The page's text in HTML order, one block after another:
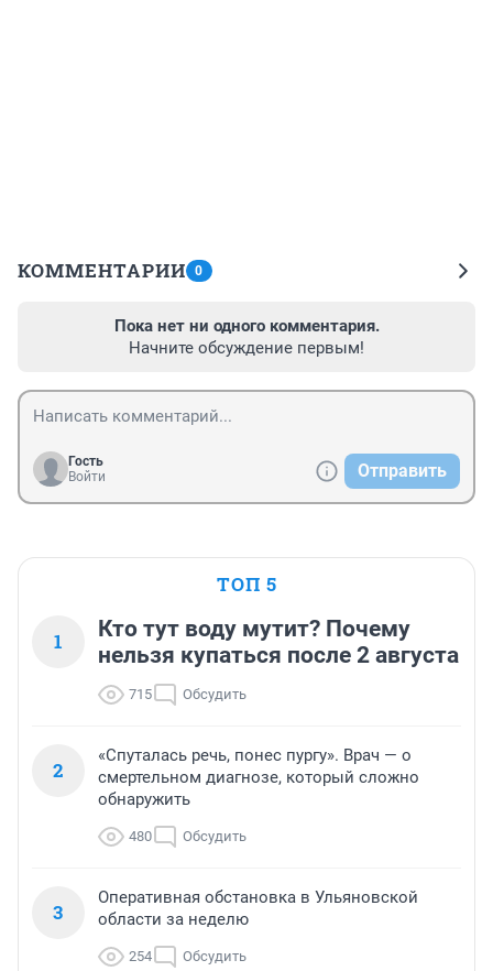
КОММЕНТАРИИ 0
Пока нет ни одного комментария.
Начните обсуждение первым!
Гость
Войти
Отправить
ТОП 5
1
Кто тут воду мутит? Почему
нельзя купаться после 2 августа
715 Обсудить
2
«Спуталась речь, понес пургу». Врач — о
смертельном диагнозе, который сложно
обнаружить
480 Обсудить
3
Оперативная обстановка в Ульяновской
области за неделю
254 Обсудить